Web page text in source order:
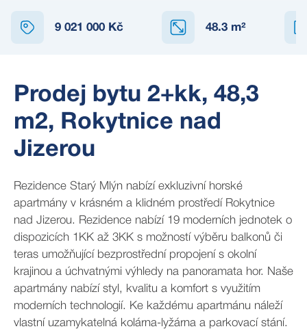
9 021 000 Kč 48.3 m²
Prodej bytu 2+kk, 48,3
m2, Rokytnice nad
Jizerou
Rezidence Starý Mlýn nabízí exkluzivní horské
apartmány v krásném a klidném prostředí Rokytnice
nad Jizerou. Rezidence nabízí 19 moderních jednotek o
dispozicích 1KK až 3KK s možností výběru balkonů či
teras umožňující bezprostřední propojení s okolní
krajinou a úchvatnými výhledy na panoramata hor. Naše
apartmány nabízí styl, kvalitu a komfort s využitím
moderních technologií. Ke každému apartmánu náleží
vlastní uzamykatelná kolárna-lyžárna a parkovací stání.